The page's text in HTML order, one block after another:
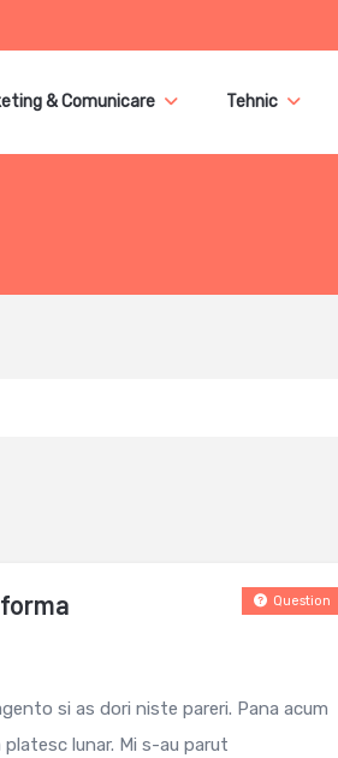
& Comunicare Tehnic
Question
si as dori niste pareri. Pana acum
lunar. Mi s-au parut